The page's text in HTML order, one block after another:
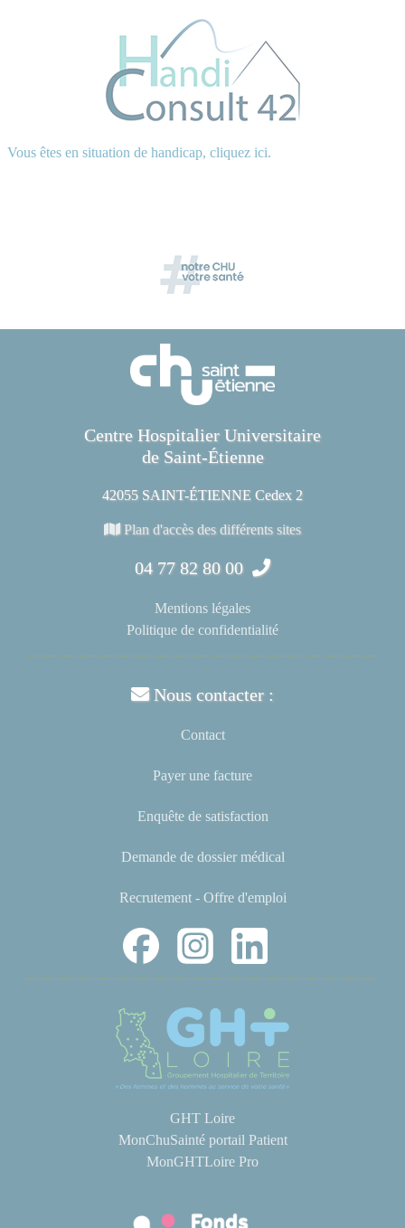
Vous êtes en situation de handicap, cliquez ici.
Centre Hospitalier Universitaire
de Saint-Étienne
42055 SAINT-ÉTIENNE Cedex 2
Plan d'accès des différents sites
04 77 82 80 00
Mentions légales
Politique de confidentialité
Nous contacter :
Contact
Payer une facture
Enquête de satisfaction
Demande de dossier médical
Recrutement - Offre d'emploi
GHT Loire
MonChuSainté portail Patient
MonGHTLoire Pro